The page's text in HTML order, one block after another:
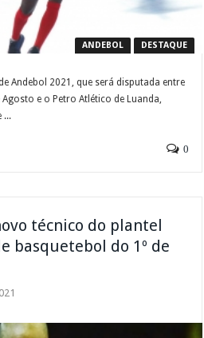
ANDEBOL DESTAQUE
Andebol 2021, que será disputada entre
e o Petro Atlético de Luanda,
...
0
técnico do plantel
basquetebol do 1º de